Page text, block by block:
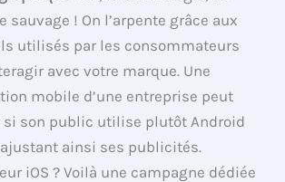
sauvage ! On l’arpente grâce aux
utilisés par les consommateurs
avec votre marque. Une
mobile d’une entreprise peut
si son public utilise plutôt Android
ajustant ainsi ses publicités.
iOS ? Voilà une campagne dédiée